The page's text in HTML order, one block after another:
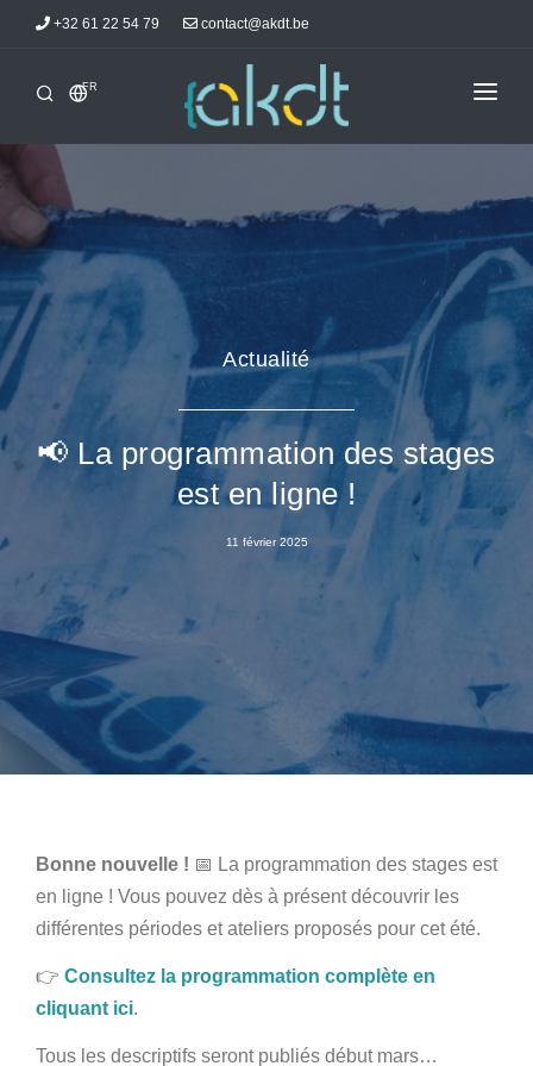
+32 61 22 54 79 contact@akdt.be
FR
ACCUEIL
STAGES
INFORMATIONS
ACTUALITÉS
Actualité
📢 La programmation des stages
est en ligne !
11 février 2025
Bonne nouvelle ! 📅 La programmation des stages est
en ligne ! Vous pouvez dès à présent découvrir les
différentes périodes et ateliers proposés pour cet été.
👉 Consultez la programmation complète en
cliquant ici.
Tous les descriptifs seront publiés début mars…